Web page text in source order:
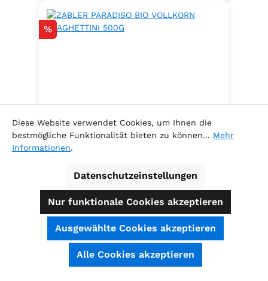
Rabatt
%
SPAGHETTINI 500G
.
Kilogramm )
Verkaufspreis:
Regulärer Preis:
Diese Website verwendet Cookies, um Ihnen die
bestmögliche Funktionalität bieten zu können... Mehr
Informationen.
Datenschutzeinstellungen
Nur funktionale Cookies akzeptieren
Ausgewählte Cookies akzeptieren
Alle Cookies akzeptieren
SEHR GUT (4.74 / 5)
Bewertungen bei: shopauskunft.de, ausgezeichnet.org, shopvote.de ⓘ
Informationen zur Echtheit der Bewertungen